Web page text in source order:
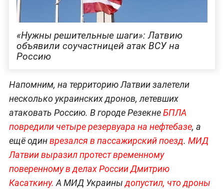
«Нужны решительные шаги»: Латвию
объявили соучастницей атак ВСУ на
Россию
Напомним, на территорию Латвии залетели
несколько украинских дронов, летевших
атаковать Россию. В городе РезекнеБПЛА
повредили четыре резервуара на нефтебазе, а
ещё одинврезался в пассажирский поезд. МИД
Латвии выразил протест временному
поверенному в делах России Дмитрию
Касаткину. А МИД Украиныдопустил, что дроны